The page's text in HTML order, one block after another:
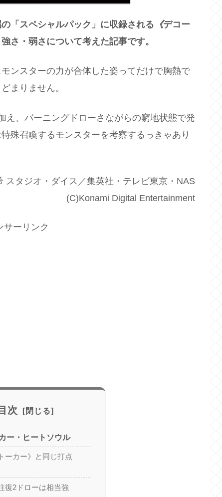
「スペシャルパック」に収録される 《デコー
さ・弱さについて考えた記事です。
ンスターの力が合体した姿ってだけで胸熱で
まりません。
え、バーニングドローさながらの窮地状態で発
殊召喚するモンスターを考察するっきゃあり
スタジオ・ダイス／集英社・テレビ東京・NAS
(C)Konami Digital Entertainment
サーリンク
次
ー・ヒートソウル
ーカー》と同じ打点
復2ドローは相当強